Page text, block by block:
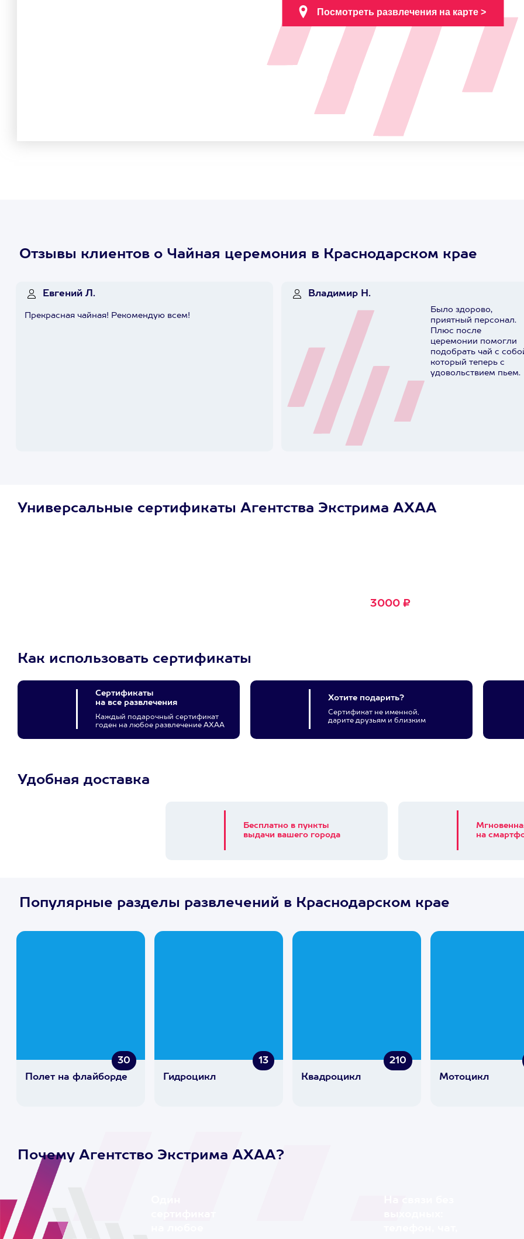
Отзывы клиентов о Чайная церемония в Краснодарском крае
Евгений Л.
Прекрасная чайная! Рекомендую всем!
Владимир Н.
Было здорово,
приятный персонал.
Плюс после
церемонии помогли
подобрать чай с
который теперь с
удовольствием пьем.
Универсальные сертификаты Агентства Экстрима АХАА
3000 ₽
Как использовать сертификаты
Сертификаты
на все развлечения
Каждый подарочный сертификат
годен на любое развлечение АХАА
Хотите подарить?
Сертификат не именной,
дарите друзьям и близким
Удобная доставка
Бесплатно в пункты
выдачи вашего города
на
Популярные разделы развлечений в Краснодарском крае
30
Полет на флайборде
13
Гидроцикл
210
Квадроцикл
Мотоцикл
Почему Агентство Экстрима AXAA?